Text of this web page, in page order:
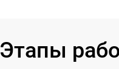
Этапы